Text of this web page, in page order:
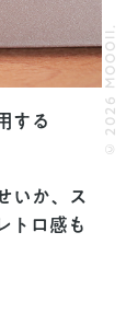
する
いか、ス
トロ感も
© 2026 MOOOII.